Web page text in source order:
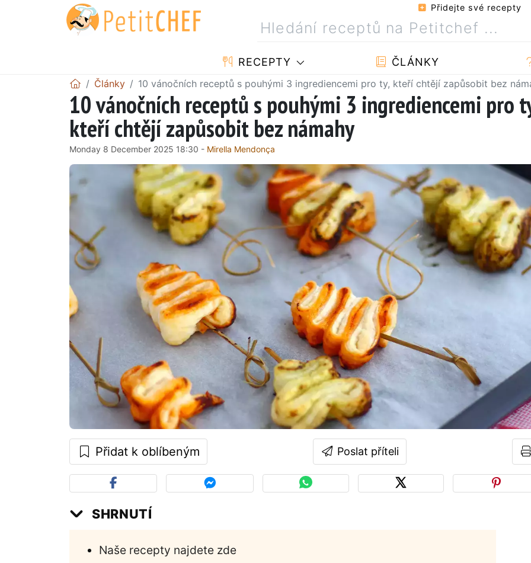
Přidejte své recepty
RECEPTY ČLÁNKY
Články 10 vánočních receptů s pouhými 3 ingrediencemi pro ty, kteří chtějí zapůsobit bez
10 vánočních receptů s pouhými 3 ingrediencemi pro
kteří chtějí zapůsobit bez námahy
Monday 8 December 2025 18:30 - Mirella Mendonça
Přidat k oblíbeným Poslat příteli
SHRNUTÍ
Naše recepty najdete zde